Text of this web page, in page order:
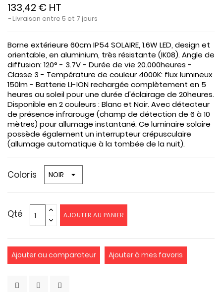
133,42 € HT
Livraison entre 5 et 7 jours
Borne extérieure 60cm IP54 SOLAIRE, 1.6W LED, design et
orientable, en aluminium, très résistante (IK08). Angle de
diffusion: 120° - 3.7V - Durée de vie 20.000heures -
Classe 3 - Température de couleur 4000K: flux lumineux
150lm - Batterie LI-ION rechargée complètement en 5
heures au soleil pour une durée d'éclairage de 20heures.
Disponible en 2 couleurs : Blanc et Noir. Avecdétecteur
de présence infrarouge (champ de détection de 6 à 10
mètres) pour allumage instantané. Ce luminaire solaire
possède également uninterrupteur crépusculaire
(allumage automatique à la tombée de la nuit).
Coloris
Qté AJOUTER AU PANIER
Ajouter au comparateur Ajouter à mes favoris